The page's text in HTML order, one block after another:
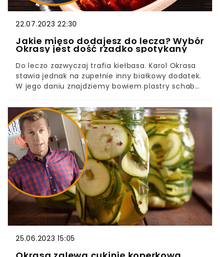
22.07.2023 22:30
Jakie mięso dodajesz do lecza? Wybór
Okrasy jest dość rzadko spotykany
Do leczo zazwyczaj trafia kiełbasa. Karol Okrasa
stawia jednak na zupełnie inny białkowy dodatek.
W jego daniu znajdziemy bowiem plastry schabu.
dusząc mięso z warzywami i sosem
pomidorowym. Musicie spróbować — smak jest
nieziemski.
25.06.2023 15:05